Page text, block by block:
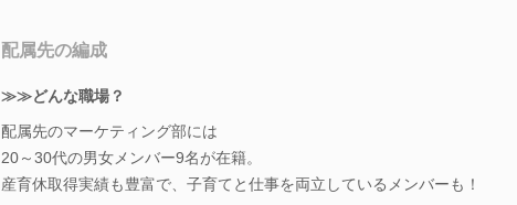
配属先の編成
≫≫どんな職場？
配属先のマーケティング部には
20～30代の男女メンバー9名が在籍。
産育休取得実績も豊富で、子育てと仕事を両立しているメンバーも！